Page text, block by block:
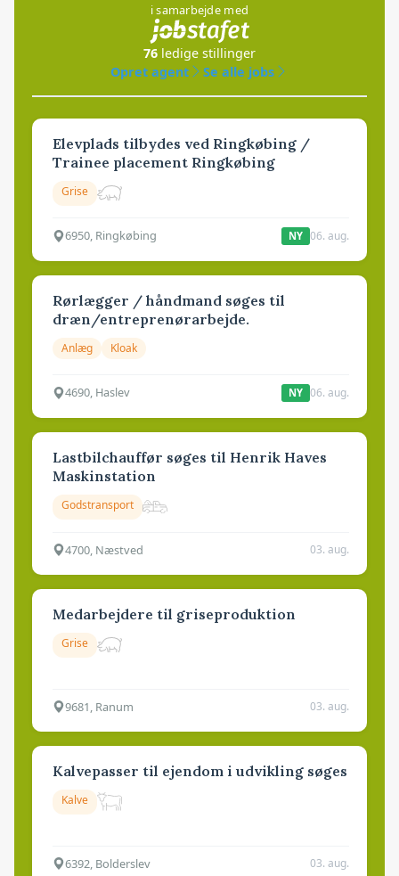
i samarbejde med
76 ledige stillinger
Opret agent
Se alle jobs
Elevplads tilbydes ved Ringkøbing /
Trainee placement Ringkøbing
Grise
6950, Ringkøbing NY 06. aug.
Rørlægger / håndmand søges til
dræn/entreprenørarbejde.
Anlæg Kloak
4690, Haslev NY 06. aug.
Lastbilchauffør søges til Henrik Haves
Maskinstation
Godstransport
4700, Næstved 03. aug.
Medarbejdere til griseproduktion
Grise
9681, Ranum 03. aug.
Kalvepasser til ejendom i udvikling søges
Kalve
6392, Bolderslev 03. aug.